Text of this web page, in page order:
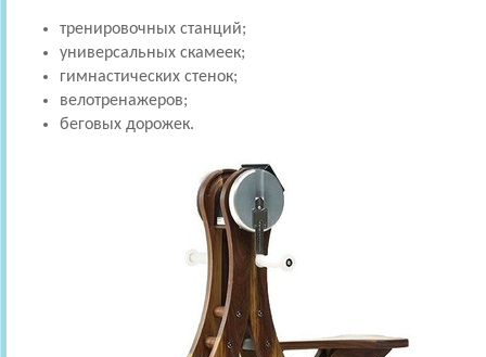
тренировочных станций;
универсальных скамеек;
гимнастических стенок;
велотренажеров;
беговых дорожек.